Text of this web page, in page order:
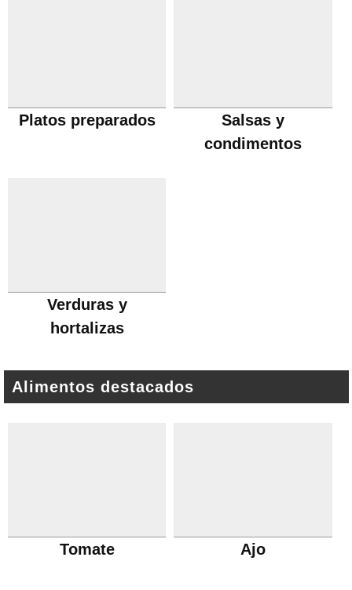
Platos preparados
Salsas y
condimentos
Verduras y
hortalizas
Alimentos destacados
Tomate Ajo